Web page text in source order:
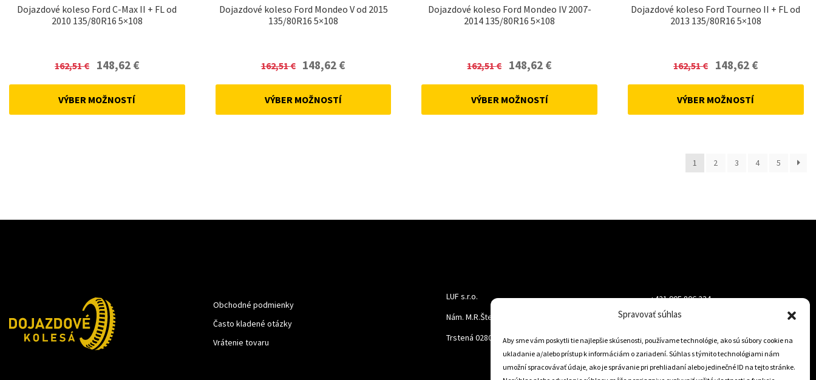
Spravovať súhlas
Aby sme vám poskytli tie najlepšie skúsenosti, používame technológie, ako sú súbory cookie na
ukladanie a/alebo prístup k informáciám o zariadení. Súhlas s týmito technológiami nám
umožní spracovávať údaje, ako je správanie pri prehliadaní alebo jedinečné ID na tejto stránke.
Dojazdové koleso Ford C-Max II + FL od
2010 135/80R16 5×108
162,51€
Original
162,51 €.
148,62 €Current
VÝBER MOŽNOSTÍ
Dojazdové koleso Ford Mondeo V od 2015
135/80R16 5×108
162,51€
Original
162,51 €.
148,62 €
VÝBER MOŽNOSTÍ
Dojazdové koleso Ford Mondeo IV 2007-
2014 135/80R16 5×108
162,51€
Original
162,51 €.
148,62 €
VÝBER MOŽNOSTÍ
Dojazdové koleso Ford Tourneo II + FL od
2013 135/80R16 5×108
162,51€
Original
162,51 €.
148,62 €Current
VÝBER MOŽNOSTÍ
1 2 3 4 5
Obchodné podmienky
Často kladené otázky
Vrátenie tovaru
LUF s.r.o.
Nám. M.R.Štefanika 518,
Trstená 02801
+421 905 806 234
info@dojazdovekolesa.com
Český Eshop